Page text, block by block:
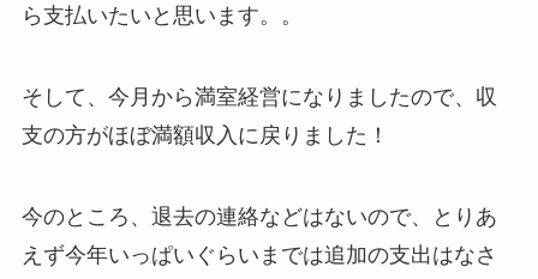
ら支払いたいと思います。。
そして、今月から満室経営になりましたので、収
支の方がほぼ満額収入に戻りました！
今のところ、退去の連絡などはないので、とりあ
えず今年いっぱいぐらいまでは追加の支出はなさ